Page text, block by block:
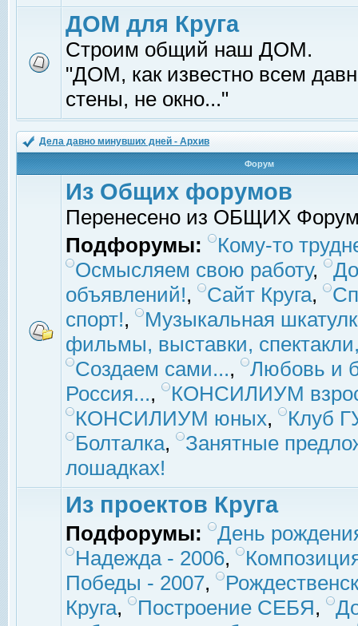
ДОМ для Круга
Строим общий наш ДОМ.
"ДОМ, как известно всем
стены, не окно..."
Дела давно минувших дней - Архив
Форум
Из Общих форумов
Перенесено из ОБЩИХ
Подфорумы:
Кому-то
Осмысляем свою работу,
объявлений!, Сайт Круга,
спорт!,
Музыкальная
фильмы, выставки,
Создаем сами...,
Любовь и
Россия...,
КОНСИЛИУМ
КОНСИЛИУМ юных,
Клуб
Болталка,
Занятные
лошадках!
Из проектов Круга
Подфорумы:
День
Надежда - 2006,
Победы - 2007,
Круга, Построение СЕБЯ,